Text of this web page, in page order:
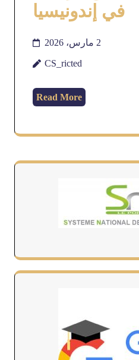
في إندونيسيا
2 مارس، 2026
CS_ricted
Read More